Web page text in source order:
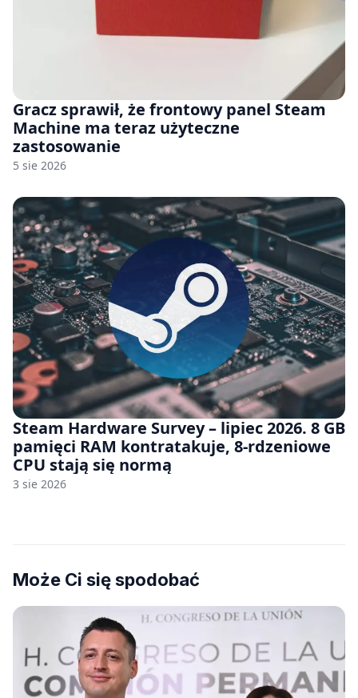
Gracz sprawił, że frontowy panel Steam
Machine ma teraz użyteczne
zastosowanie
5 sie 2026
Steam Hardware Survey – lipiec 2026. 8 GB
pamięci RAM kontratakuje, 8-rdzeniowe
CPU stają się normą
3 sie 2026
Może Ci się spodobać